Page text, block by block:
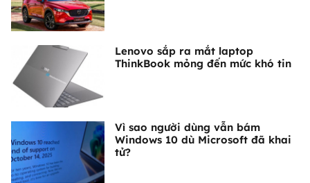
Lenovo sắp ra mắt laptop
ThinkBook mỏng đến mức khó tin
Vì sao người dùng vẫn bám
Windows 10 dù Microsoft đã khai
tử?